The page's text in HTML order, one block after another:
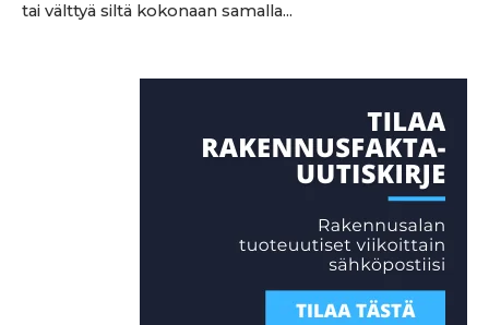
tai välttyä siltä kokonaan samalla...